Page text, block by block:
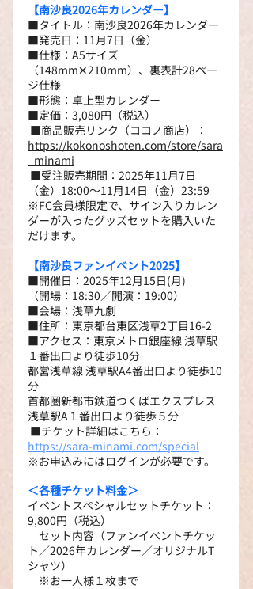
【南沙良2026年カレンダー】
■タイトル：南沙良2026年カレンダー
■発売日：11月7日（金）
■仕様：A5サイズ
（148mm✕210mm）、裏表計28ペー
ジ仕様
■形態：卓上型カレンダー
■定価：3,080円（税込）
■商品販売リンク（ココノ商店）：
https://kokonoshoten.com/store/sara
_minami
■受注販売期間：2025年11月7日
（金）18:00～11月14日（金）23:59
※FC会員様限定で、サイン入りカレン
ダーが入ったグッズセットを購入いた
だけます。
【南沙良ファンイベント2025】
■開催日：2025年12月15日(月)
（開場：18:30／開演：19:00）
■会場：浅草九劇
■住所：東京都台東区浅草2丁目16-2
■アクセス：東京メトロ銀座線 浅草駅
１番出口より徒歩10分
都営浅草線 浅草駅A4番出口より徒歩10
分
首都圏新都市鉄道つくばエクスプレス
浅草駅A１番出口より徒歩５分
■チケット詳細はこちら：
https://sara-minami.com/special
※お申込みにはログインが必要です。
＜各種チケット料⾦＞
イベントスペシャルセットチケット：
9,800円（税込）
セット内容（ファンイベントチケッ
ト／2026年カレンダー／オリジナルT
シャツ）
※お一人様１枚まで